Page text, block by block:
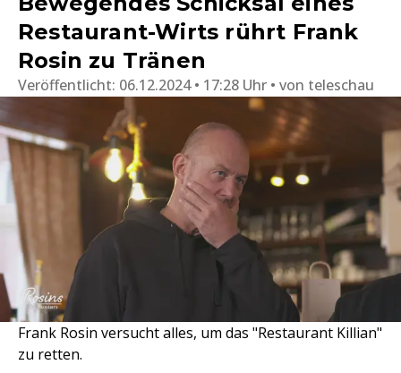
Restaurant-Wirts rührt Frank
Rosin zu Tränen
Veröffentlicht: 06.12.2024 • 17:28 Uhr von teleschau
Frank Rosin versucht alles, um das "Restaurant Killian"
zu retten.